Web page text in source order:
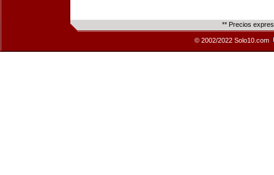
** Precios
© 2002/2022 Solo10.com